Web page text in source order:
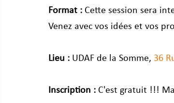
Format : Cette session sera
Venez avec vos idées et vos
Lieu : UDAF de la Somme, 36
Inscription : C'est gratuit !!!